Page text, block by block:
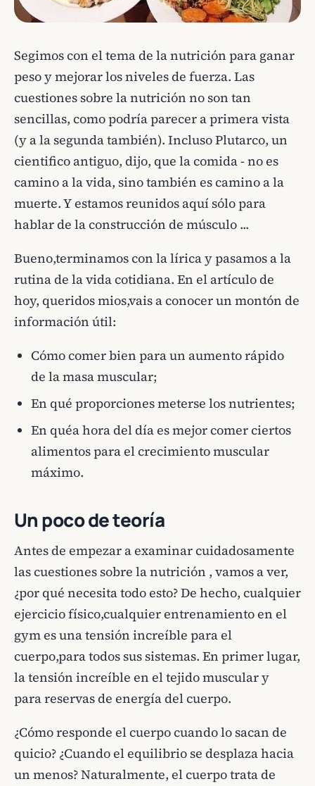
Segimos con el tema de la nutrición para ganar
peso y mejorar los niveles de fuerza. Las
cuestiones sobre la nutrición no son tan
sencillas, como podría parecer a primera vista
(y a la segunda también). Incluso Plutarco, un
cientifico antiguo, dijo, que la comida - no es
camino a la vida, sino también es camino a la
muerte. Y estamos reunidos aquí sólo para
hablar de la construcción de músculo ...
Bueno,terminamos con la lírica y pasamos a la
rutina de la vida cotidiana. En el artículo de
hoy, queridos mios,vais a conocer un montón de
información útil:
Cómo comer bien para un aumento rápido
de la masa muscular;
En qué proporciones meterse los nutrientes;
En quéa hora del día es mejor comer ciertos
alimentos para el crecimiento muscular
máximo.
Un poco de teoría
Antes de empezar a examinar cuidadosamente
las cuestiones sobre la nutrición , vamos a ver,
¿por qué necesita todo esto? De hecho, cualquier
ejercicio físico,cualquier entrenamiento en el
gym es una tensión increíble para el
cuerpo,para todos sus sistemas. En primer lugar,
la tensión increíble en el tejido muscular y
para reservas de energía del cuerpo.
¿Cómo responde el cuerpo cuando lo sacan de
quicio? ¿Cuando el equilibrio se desplaza hacia
un menos? Naturalmente, el cuerpo trata de